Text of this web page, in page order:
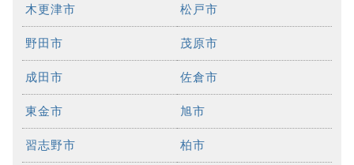
木更津市 松戸市
野田市 茂原市
成田市 佐倉市
東金市 旭市
習志野市 柏市